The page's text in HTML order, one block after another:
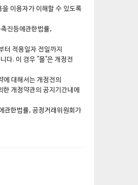
을 이용자가 이해할 수 있도록
진등에관한법률,
터 적용일자 전일까지
다. 이 경우 "몰"은 개정전
에 대해서는 개정전의
개정약관의 공지기간내에
관한법률, 공정거래위원회가